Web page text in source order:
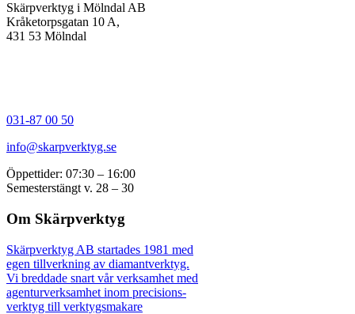
Skärpverktyg i Mölndal AB
Kråketorpsgatan 10 A,
431 53 Mölndal
031-87 00 50
info@skarpverktyg.se
Öppettider: 07:30 – 16:00
Semesterstängt v. 28 – 30
Om Skärpverktyg
Skärpverktyg AB startades 1981 med
egen tillverkning av diamantverktyg.
Vi breddade snart vår verksamhet med
agenturverksamhet inom precisions-
verktyg till verktygsmakare